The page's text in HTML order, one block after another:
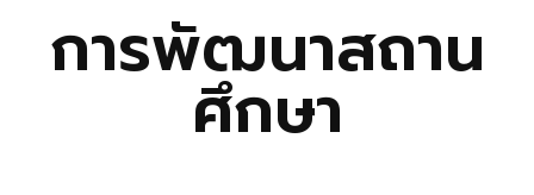
การพัฒนาสถาน
ศึกษา